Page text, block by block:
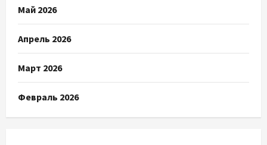
Май 2026
Апрель 2026
Март 2026
Февраль 2026